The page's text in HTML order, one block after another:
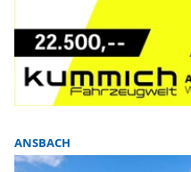
ANSBACH